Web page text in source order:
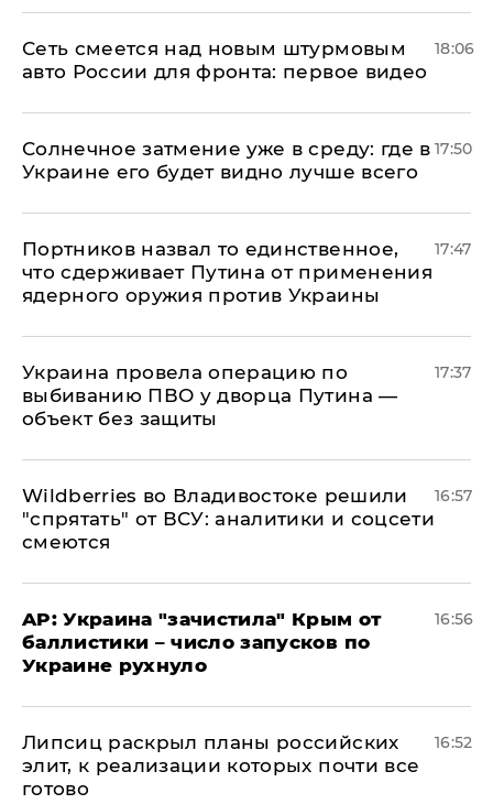
Сеть смеется над новым штурмовым
авто России для фронта: первое видео
18:06
​Солнечное затмение уже в среду: где в
Украине его будет видно лучше всего
17:50
Портников назвал то единственное,
что сдерживает Путина от применения
ядерного оружия против Украины
17:47
Украина провела операцию по
выбиванию ПВО у дворца Путина —
объект без защиты
17:37
Wildberries во Владивостоке решили
"спрятать" от ВСУ: аналитики и соцсети
смеются
16:57
AP: Украина "зачистила" Крым от
баллистики – число запусков по
Украине рухнуло
16:56
Липсиц раскрыл планы российских
элит, к реализации которых почти все
готово
16:52